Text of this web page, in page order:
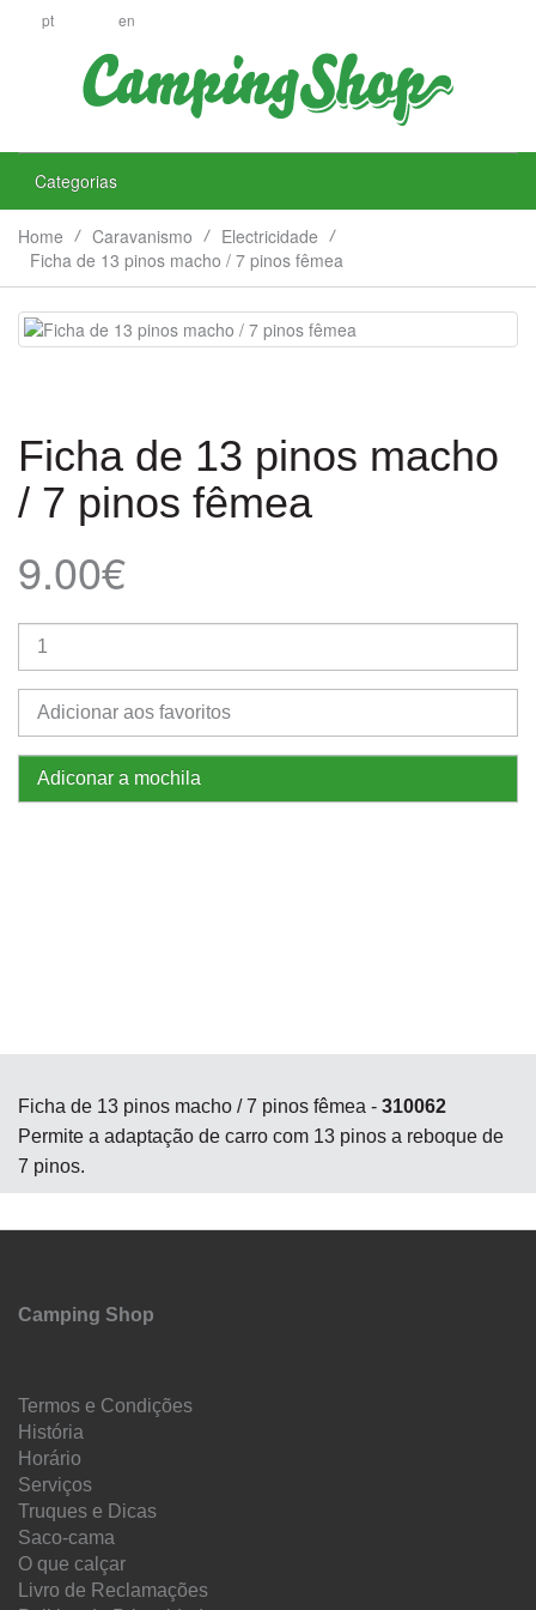
pt en
Categorias
Home Caravanismo
Electricidade
Ficha de 13 pinos macho / 7 pinos fêmea
Ficha de 13 pinos macho
/ 7 pinos fêmea
9.00€
Adicionar aos favoritos
Adiconar a mochila
Ficha de 13 pinos macho / 7 pinos fêmea - 310062
Permite a adaptação de carro com 13 pinos a reboque de
7 pinos.
Camping Shop
Termos e Condições
História
Horário
Serviços
Truques e Dicas
Saco-cama
O que calçar
Livro de Reclamações